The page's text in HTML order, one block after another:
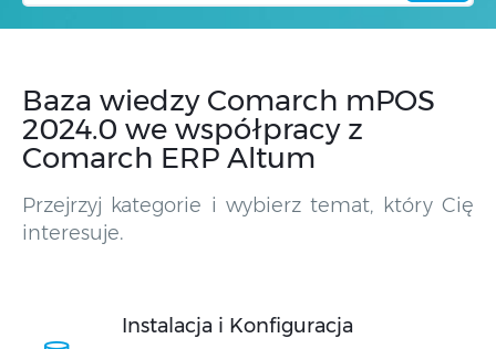
Baza wiedzy Comarch mPOS
2024.0 we współpracy z
Comarch ERP Altum
Przejrzyj kategorie i wybierz temat, który Cię
interesuje.
Instalacja i Konfiguracja